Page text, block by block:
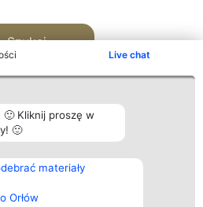
Live chat
Kliknij proszę w
🙂
materiały
Orłów
Szukaj
Plebiscyt
Laureaci
wszystkich
Laureatów
Kontakt
Kontakt